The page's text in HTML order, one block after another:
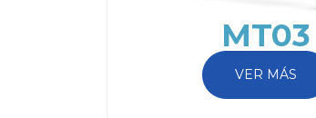
MT03
VER MÁS